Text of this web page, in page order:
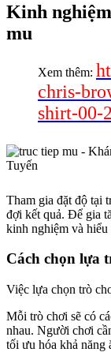
Kinh
mu
Xem thêm:
chris-
shirt-00-
Tham gia đặt độ tại
đợi kết quả. Để gia
kinh nghiệm và hiểu
Cách chọn lựa
Việc lựa chọn trò
Mỗi trò chơi sẽ có
nhau. Người chơi
tối ưu hóa khả năng